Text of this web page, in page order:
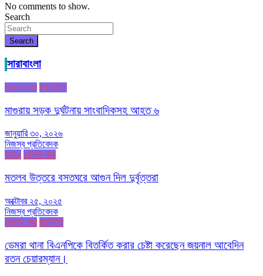
No comments to show.
Search
Search
সারাবাংলা
জেলার খবর টপ নিউজ
মাগুরায় সড়ক দুর্ঘটনায় সাংবাদিকসহ আহত ৬
জানুয়ারি ৩০, ২০২৬
নিজস্ব প্রতিবেদক
আরও জেলার খবর
মতলব উত্তরে বসতঘরে আগুন দিল দুর্বৃত্তরা
অক্টোবর ২৫, ২০২৫
নিজস্ব প্রতিবেদক
জেলার খবর রাজনীতি
ডেমরা থানা বিএনপিকে বিতর্কিত করার চেষ্টা করেছেন জয়নাল আবেদিন
রতন চেয়ারম্যান।